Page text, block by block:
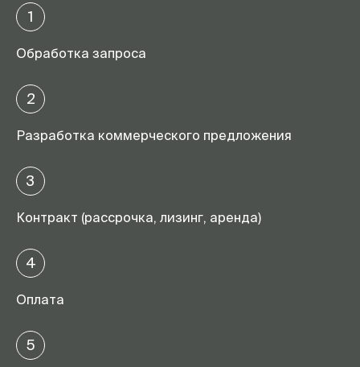
1
Обработка запроса
2
Разработка коммерческого предложения
3
Контракт (рассрочка, лизинг, аренда)
4
Оплата
5